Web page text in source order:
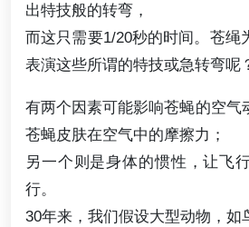
出特技般的转弯，
而这只需要1/20秒的时间。苍绳
表演这些所谓的特技或急转弯呢
有两个因素可能影响苍蝇的空气
苍蝇皮肤在空气中的摩擦力；
另一个则是身体的惯性，让飞
行。
30年来，我们假设大型动物，如